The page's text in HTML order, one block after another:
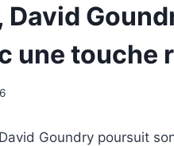
David
une touche
Goundry poursuit